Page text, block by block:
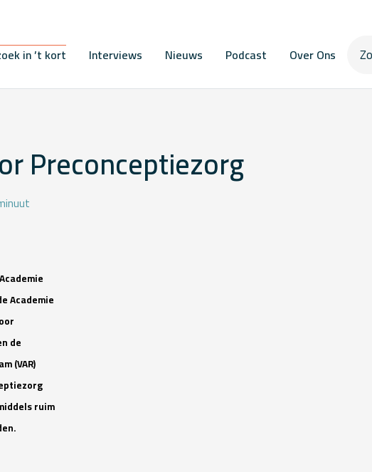
in ’t kort Interviews Nieuws Podcast Over Ons
Preconceptiezorg
Academie
de
(VAR)
ruim